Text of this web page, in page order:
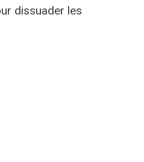
dissuader les